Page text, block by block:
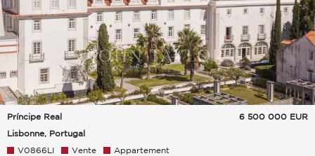
Príncipe Real
Lisbonne, Portugal
6 500 000 EUR
V0866LI Vente Appartement